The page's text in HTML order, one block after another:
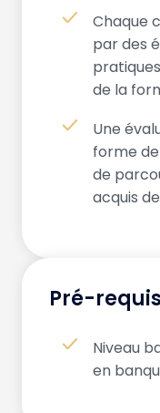
Chaque
par des
de la
Une
forme
de
acquis
Pré-requis
Niveau
en